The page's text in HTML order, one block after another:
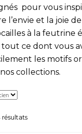
pour vous
l’envie et la joie de
à la feutrine
ce dont vous
les motifs
nos collections.
résultatsTrié